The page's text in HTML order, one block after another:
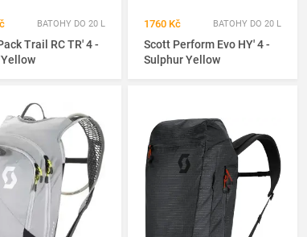
BATOHY DO 20 L
Trail RC TR' 4 -
1760 Kč BATOHY DO 20 L
Scott Perform Evo HY' 4 -
Sulphur Yellow